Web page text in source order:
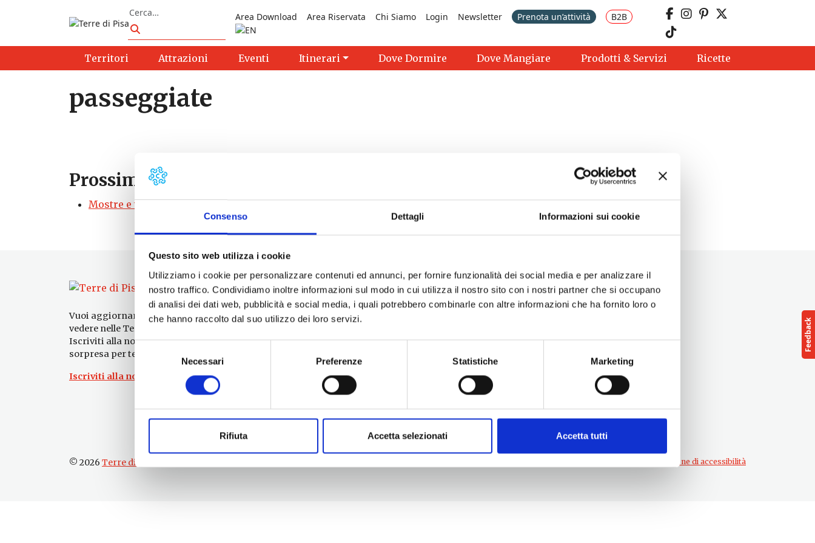
Consenso Dettagli Informazioni sui cookie
Questo sito web utilizza i cookie
Utilizziamo i cookie per personalizzare contenuti ed annunci, per fornire funzionalità dei social media e per analizzare il
nostro traffico. Condividiamo inoltre informazioni sul modo in cui utilizza il nostro sito con i nostri partner che si occupano
di analisi dei dati web, pubblicità e social media, i quali potrebbero combinarle con altre informazioni che ha fornito loro o
che hanno raccolto dal suo utilizzo dei loro servizi.
Selezione
consenso
Necessari Preferenze Statistiche Marketing
Rifiuta Accetta selezionati Accetta tutti
Cerca
Cerca
Area Download Area Riservata Chi Siamo Login Newsletter Prenota un’attività B2B
Territori Attrazioni Eventi Itinerari Dove Dormire Dove Mangiare Prodotti & Servizi Ricette
passeggiate
Prossimi eventi
Mostre e visite guidate al Museo Kienerk | Fauglia- 07/08/2026 - 30/08/2026 - 9:30 - 19:00
Vuoi aggiornamenti su cosa fare e cosa
vedere nelle Terre di Pisa?
Iscriviti alla nostra newsletter! Subito una
sorpresa per te!
Iscriviti alla nostra Newsletter!
Per informazioni
Ufficio Internazionalizzazione,
turismo@tno.camcom.it
Territori
Itinerari
Attrazioni
Prodotti e Servizi
Press & media
Gadget Terre di Pisa
© 2026 Terre di Pisa Dichiarazione di accessibilità